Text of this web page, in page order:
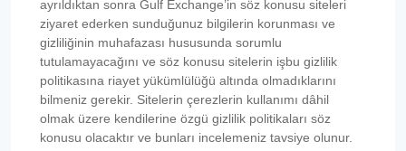
ayrıldıktan sonra Gulf Exchange’in söz konusu siteleri
ziyaret ederken sunduğunuz bilgilerin korunması ve
gizliliğinin muhafazası hususunda sorumlu
tutulamayacağını ve söz konusu sitelerin işbu gizlilik
politikasına riayet yükümlülüğü altında olmadıklarını
bilmeniz gerekir. Sitelerin çerezlerin kullanımı dâhil
olmak üzere kendilerine özgü gizlilik politikaları söz
konusu olacaktır ve bunları incelemeniz tavsiye olunur.